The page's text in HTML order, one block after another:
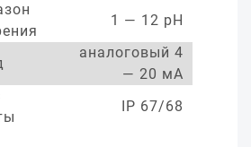
1 — 12 pH
аналоговый 4
— 20 мА
IP 67/68